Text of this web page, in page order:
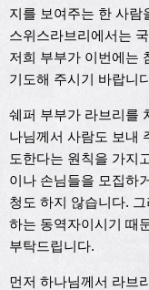
지를 보여주는 한 사람
스위스라브리에서는
저희 부부가 이번에는
기도해 주시기 바랍니
쉐퍼 부부가 라브리를
나님께서 사람도 보내
도한다는 원칙을 가지
이나 손님들을 모집하
청도 하지 않습니다.
하는 동역자이시기 때
부탁드립니다.
먼저 하나님께서 라브